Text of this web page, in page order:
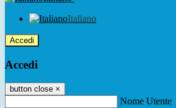
Italiano
Accedi
Accedi
button close ×
Nome Utente